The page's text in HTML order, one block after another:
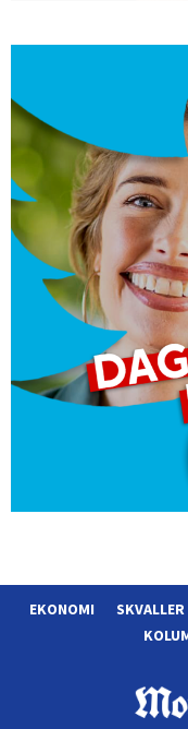
EKONOMI SKVALLER